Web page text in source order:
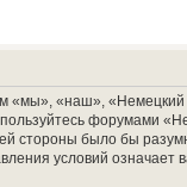
«наш», «Немецкий
форумами
стороны было бы
условий означает